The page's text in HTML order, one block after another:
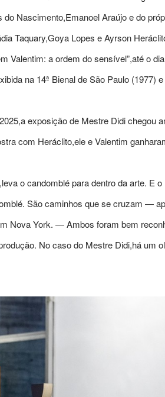
Nascimento,Emanoel Araújo e do
Taquary,Goya Lopes e Ayrson
Valentim: a ordem do sensível”,até o
na 14ª Bienal de São Paulo (1977)
exposição de Mestre Didi chegou
com Heráclito,ele e Valentim
o candomblé para dentro da arte. E
São caminhos que se cruzam —
Nova York. — Ambos foram bem
No caso do Mestre Didi,há um